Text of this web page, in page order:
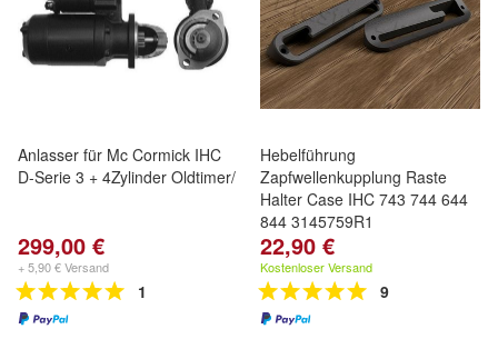
Anlasser für Mc Cormick IHC
D-Serie 3 + 4Zylinder Oldtimer/
299,00 €
+ 5,90 € Versand
1
Hebelführung
Zapfwellenkupplung Raste
Halter Case IHC 743 744 644
844 3145759R1
22,90 €
Kostenloser Versand
9